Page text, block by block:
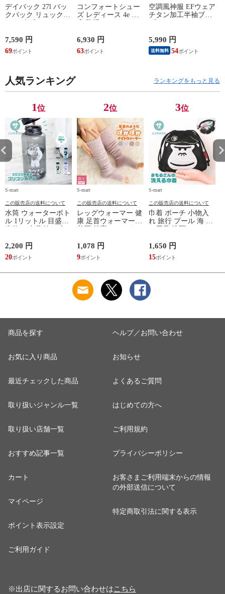
デイパック 27l バッ
クパック リュック
サイズ ブランド ロ
鞄 機内持ち込み 夏
スラッシャー
THRASHER r1929
7,590 円
69
コンフォートシュー
ズ レディース 4e 幅
広 防滑 サイドファ
シューズ 黒 トパー
ズ モア 靴 カジュア
ルシューズ 外反母趾
TOPAZ 1410
6,930 円
63
空調風神服 EFウェア
チタン加工半袖ブル
ゾン ベスト ファン
ジャケット 遮熱 作
業服 作業着 上着 ア
タックベース KF100
5,990 円
送料無料 54
人気ランキング ランキングをもっと見る
1位
S-mart
この販売店の送料について
水筒 ウォーターボト
ル 1リットル 目盛り
直飲み 中蓋付き 大
マイボトル 動物 ア
ニマル ゴリラ ごリ
ラックス ゴリゴリボ
2,200 円
20
2位
S-mart
この販売店の送料について
レッグウォーマー 健
康 足首ウォーマー
着圧 就寝 おしゃれ
ふんわり 足湯のよう
なぽかぽかナイトウ
ォーマー inf-26
1,078 円
9
3位
S-mart
この販売店の送料について
巾着 ポーチ 小物入
れ 旅行 プール 海 バ
ス用品 洗面セット
サウナ ごリラックス
まもるさんの洗える
巾着 ブラック 黒
1,650 円
15
商品を探す
お気に入り商品
最近チェックした商品
取り扱いジャンル一覧
取り扱い店舗一覧
おすすめ記事一覧
カート
マイページ
ポイント表示設定
ご利用ガイド
ヘルプ／お問い合わせ
お知らせ
よくあるご質問
はじめての方へ
ご利用規約
プライバシーポリシー
お客さまご利用端末からの情報
の外部送信について
特定商取引法に関する表示
※出店に関するお問い合わせはこちら